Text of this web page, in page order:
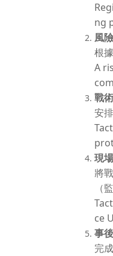
ng
風
根
A
戰
安
現
將
（
ce
事
完